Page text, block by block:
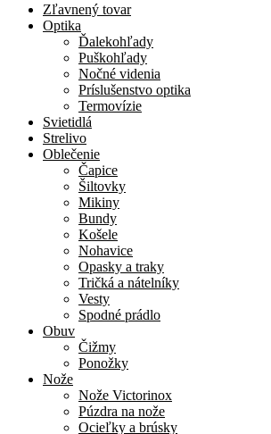
Zľavnený tovar
Optika
Ďalekohľady
Puškohľady
Nočné videnia
Príslušenstvo optika
Termovízie
Svietidlá
Strelivo
Oblečenie
Čapice
Šiltovky
Mikiny
Bundy
Košele
Nohavice
Opasky a traky
Tričká a nátelníky
Vesty
Spodné prádlo
Obuv
Čižmy
Ponožky
Nože
Nože Victorinox
Púzdra na nože
Ocieľky a brúsky